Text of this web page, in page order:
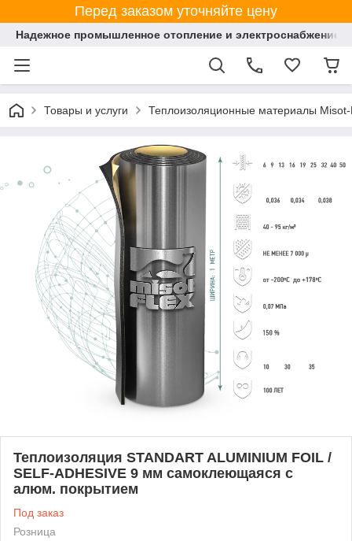
Перед заказом уточняйте цену
Надежное промышленное отопление и электроснабжение
Товары и услуги Теплоизоляционные материалы
Теплоизоляция STANDART ALUMINIUM FOIL /
SELF-ADHESIVE 9 мм самоклеющаяся с
алюм. покрытием
Под заказ
Розница